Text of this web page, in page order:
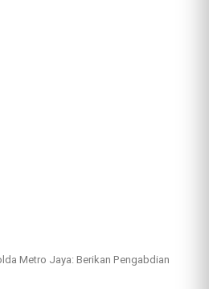
Metro Jaya: Berikan Pengabdian